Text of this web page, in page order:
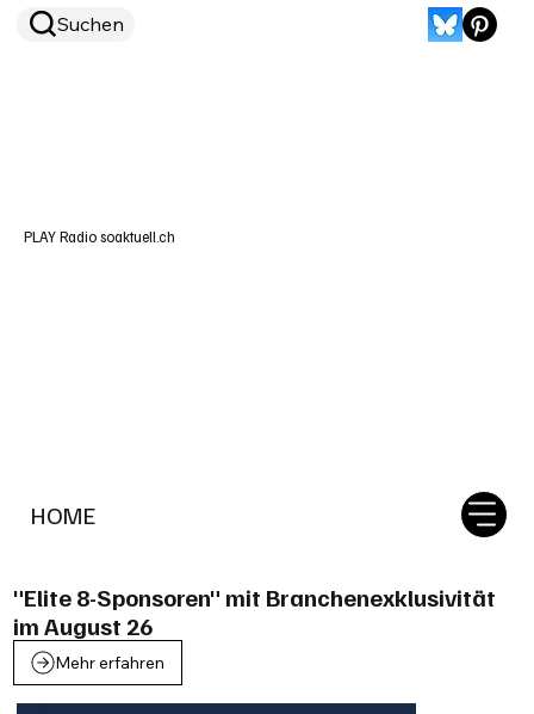
HOME
Suchen
PLAY Radio soaktuell.ch
"Elite 8-Sponsoren" mit Branchenexklusivität
im August 26
Mehr erfahren